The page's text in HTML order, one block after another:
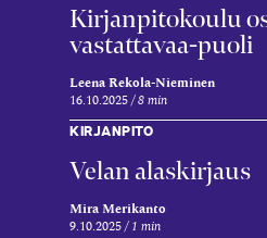
Kirjanpitokoulu
vastattavaa-puoli
Leena Rekola-Nieminen
16.10.2025 8 min
KIRJANPITO
Velan alaskirjaus
Mira Merikanto
9.10.2025 1 min